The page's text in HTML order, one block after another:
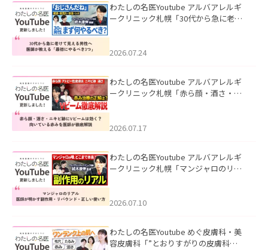
わたしの名医Youtube アルバアレルギ
ークリニック札幌「30代から急に老け
た。
2026.07.24
わたしの名医Youtube アルバアレルギ
ークリニック札幌「赤ら顔・酒さ・ニ
した。
2026.07.17
わたしの名医Youtube アルバアレルギ
ークリニック札幌「マンジャロのリア
た。
2026.07.10
わたしの名医Youtube めぐ皮膚科・美
容皮膚科「”とおりすがりの皮膚科